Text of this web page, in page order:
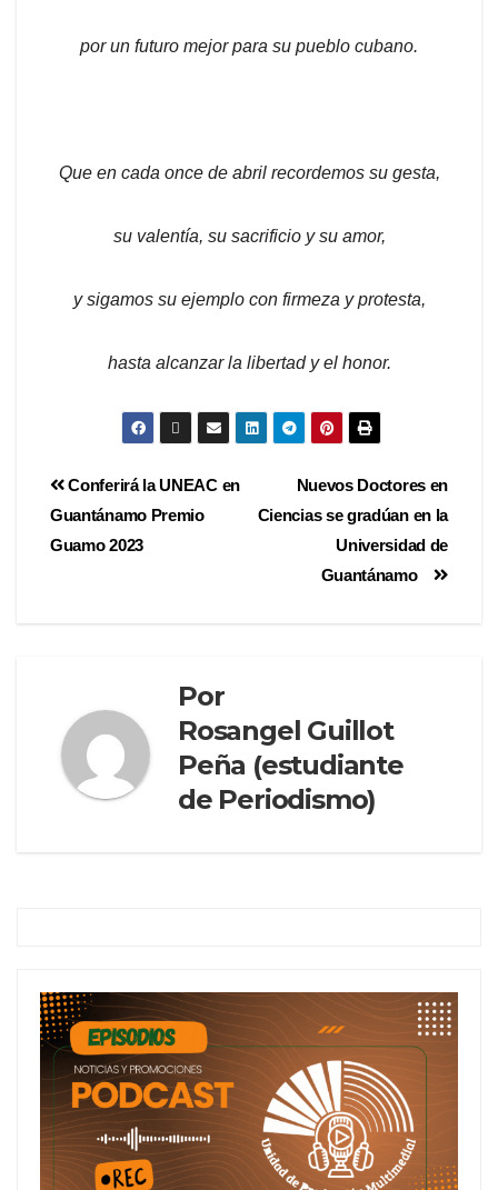
por un futuro mejor para su pueblo cubano.
Que en cada once de abril recordemos su gesta,
su valentía, su sacrificio y su amor,
y sigamos su ejemplo con firmeza y protesta,
hasta alcanzar la libertad y el honor.
Nuevos Doctores en
Ciencias se gradúan en la
Universidad de
Guantánamo
Conferirá la UNEAC en
Guantánamo Premio
Guamo 2023
Por
Rosangel Guillot
Peña (estudiante
de Periodismo)